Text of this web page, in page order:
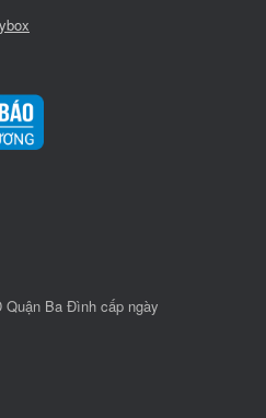
Quận Ba Đình cấp ngày